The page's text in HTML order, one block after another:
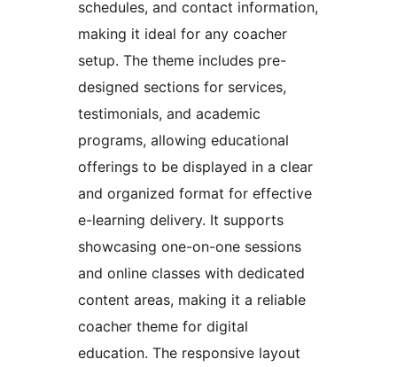
schedules, and contact information,
making it ideal for any coacher
setup. The theme includes pre-
designed sections for services,
testimonials, and academic
programs, allowing educational
offerings to be displayed in a clear
and organized format for effective
e-learning delivery. It supports
showcasing one-on-one sessions
and online classes with dedicated
content areas, making it a reliable
coacher theme for digital
education. The responsive layout